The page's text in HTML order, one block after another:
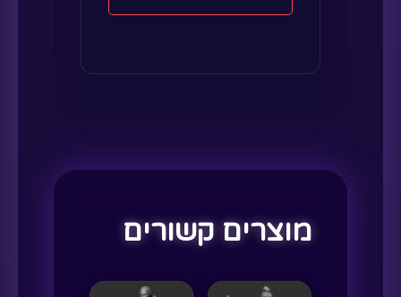
מוצרים קשורים
למוצר
למוצר